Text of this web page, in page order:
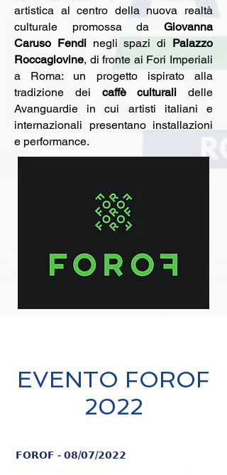
artistica al centro della nuova realtà
culturale promossa da Giovanna
Caruso Fendi negli spazi di Palazzo
Roccagiovine, di fronte ai Fori Imperiali
a Roma: un progetto ispirato alla
tradizione dei caffè culturali delle
Avanguardie in cui artisti italiani e
internazionali presentano installazioni
e performance.
EVENTO FOROF
2022
𝗙𝗢𝗥𝗢𝗙 - 𝟬𝟴/𝟬𝟳/𝟮𝟬𝟮𝟮